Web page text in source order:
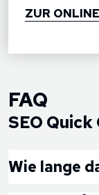
ZUR
FAQ
SEO
Wie lange